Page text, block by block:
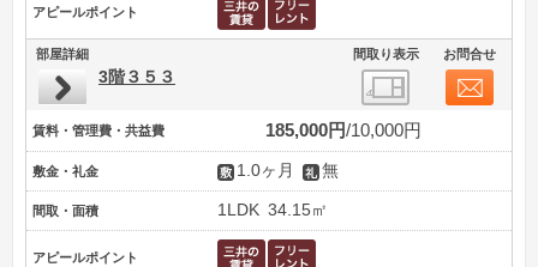
アピールポイント
部屋詳細 間取り表示 お問合せ
3階３５３
賃料・管理費・共益費 185,000円 10,000円
敷金・礼金 1.0ヶ月 無
間取・面積 1LDK 34.15㎡
アピールポイント